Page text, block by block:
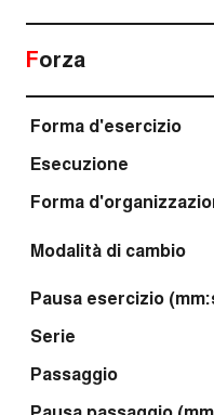
Forza
Forma d'esercizio
Esecuzione
Forma
Modalità di cambio
Pausa esercizio
Serie
Passaggio